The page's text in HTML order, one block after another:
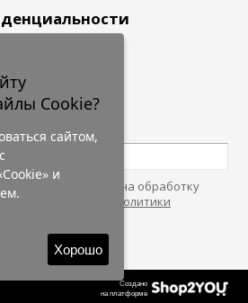
я даю согласие на обработку
С условиями
"Политики
Создано
на платформе
Cookie?
сайтом,
и
Хорошо